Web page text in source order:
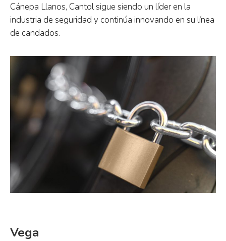
Cánepa Llanos, Cantol sigue siendo un líder en la
industria de seguridad y continúa innovando en su línea
de candados.
Vega